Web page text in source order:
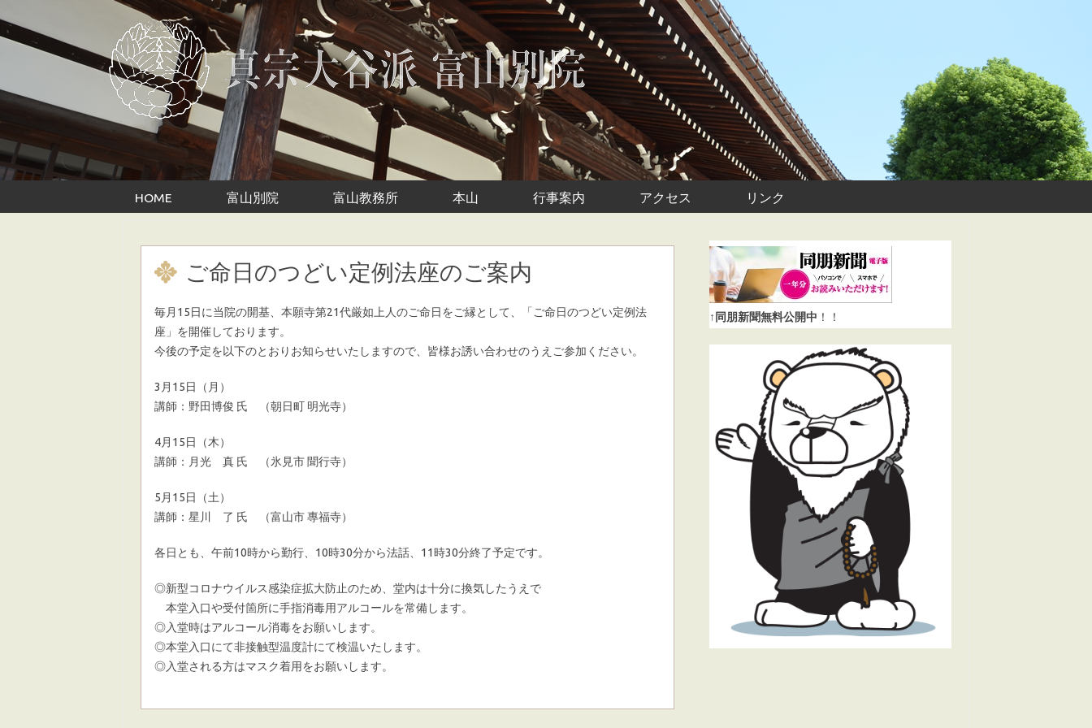
HOME 富山別院 富山教務所 本山 行事案内 アクセス リンク
ご命日のつどい定例法座のご案内
毎月15日に当院の開基、本願寺第21代厳如上人のご命日をご縁として、「ご命日のつどい定例法
座」を開催しております。
今後の予定を以下のとおりお知らせいたしますので、皆様お誘い合わせのうえご参加ください。
3月15日（月）
講師：野田博俊 氏 （朝日町 明光寺）
4月15日（木）
講師：月光 真 氏 （氷見市 聞行寺）
5月15日（土）
講師：星川 了 氏 （富山市 專福寺）
各日とも、午前10時から勤行、10時30分から法話、11時30分終了予定です。
◎新型コロナウイルス感染症拡大防止のため、堂内は十分に換気したうえで
本堂入口や受付箇所に手指消毒用アルコールを常備します。
◎入堂時はアルコール消毒をお願いします。
◎本堂入口にて非接触型温度計にて検温いたします。
◎入堂される方はマスク着用をお願いします。
↑同朋新聞無料公開中 ！！